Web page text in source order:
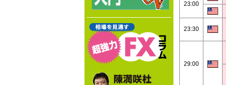
23:00
23:30
29:00